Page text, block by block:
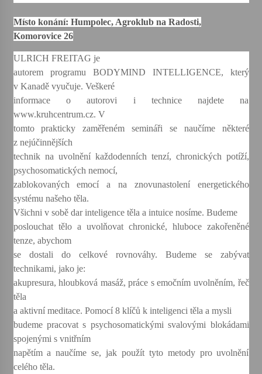
Votavžatský ploty
Letní koncerty ve Stromovce: Rufus Miller
22. 7. 2026
Vysočinka
Ozvěny prázdnin
13. 7. 2026
Varhanní recitál Michala Novenka v Klášteře
3. 7. 2026
Petr Adamec – Malovaný svět
30. 6. 2026
Místo konání: Humpolec, Agroklub na Radosti,
Komorovice 26
ULRICH FREITAG je
autorem programu BODYMIND INTELLIGENCE, který
v Kanadě vyučuje. Veškeré
informace o autorovi i technice najdete na
www.kruhcentrum.cz. V
tomto prakticky zaměřeném semináři se naučíme některé
z nejúčinnějších
technik na uvolnění každodenních tenzí, chronických potíží,
psychosomatických nemocí,
zablokovaných emocí a na znovunastolení energetického
systému našeho těla.
Všichni v sobě dar inteligence těla a intuice nosíme. Budeme
poslouchat tělo a uvolňovat chronické, hluboce zakořeněné
tenze, abychom
se dostali do celkové rovnováhy. Budeme se zabývat
technikami, jako je:
akupresura, hloubková masáž, práce s emočním uvolněním, řeč
těla
a aktivní meditace. Pomocí 8 klíčů k inteligenci těla a mysli
budeme pracovat s psychosomatickými svalovými blokádami
spojenými s vnitřním
napětím a naučíme se, jak použít tyto metody pro uvolnění
celého těla.